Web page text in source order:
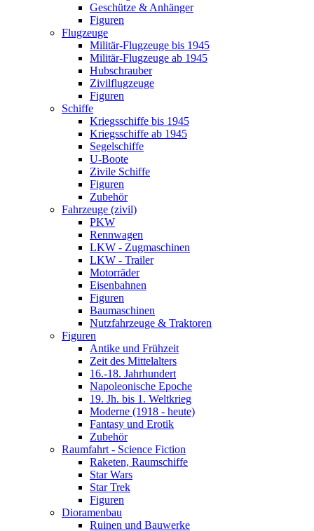
Geschütze & Anhänger
Figuren
Flugzeuge
Militär-Flugzeuge bis 1945
Militär-Flugzeuge ab 1945
Hubschrauber
Zivilflugzeuge
Figuren
Schiffe
Kriegsschiffe bis 1945
Kriegsschiffe ab 1945
Segelschiffe
U-Boote
Zivile Schiffe
Figuren
Zubehör
Fahrzeuge (zivil)
PKW
Rennwagen
LKW - Zugmaschinen
LKW - Trailer
Motorräder
Eisenbahnen
Figuren
Baumaschinen
Nutzfahrzeuge & Traktoren
Figuren
Antike und Frühzeit
Zeit des Mittelalters
16.-18. Jahrhundert
Napoleonische Epoche
19. Jh. bis 1. Weltkrieg
Moderne (1918 - heute)
Fantasy und Erotik
Zubehör
Raumfahrt - Science Fiction
Raketen, Raumschiffe
Star Wars
Star Trek
Figuren
Dioramenbau
Ruinen und Bauwerke